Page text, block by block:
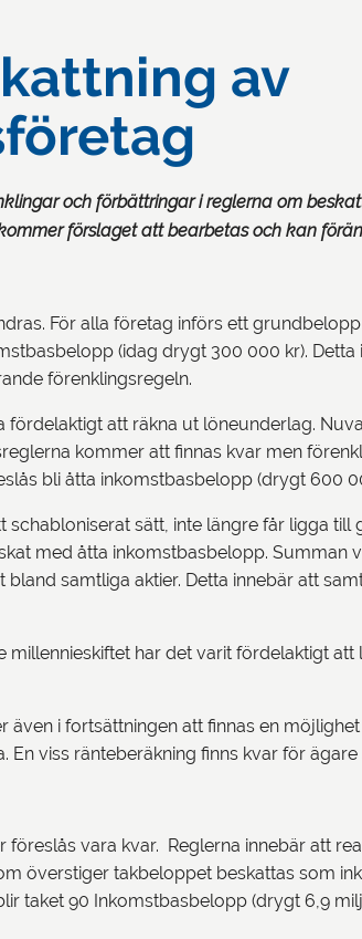
av
och förbättringar i reglerna om
förslaget att bearbetas och kan
För alla företag införs ett
(idag drygt 300 000 kr).
förenklingsregeln.
att räkna ut löneunderlag.
kommer att finnas kvar men
bli åtta inkomstbasbelopp (drygt 600
schabloniserat sätt, inte längre får ligga
med åtta inkomstbasbelopp.
samtliga aktier. Detta innebär att
millennieskiftet har det varit fördelaktigt
även i fortsättningen att finnas en
viss ränteberäkning finns kvar för
vara kvar. Reglerna innebär att
överstiger takbeloppet beskattas som
taket 90 Inkomstbasbelopp (drygt 6,9